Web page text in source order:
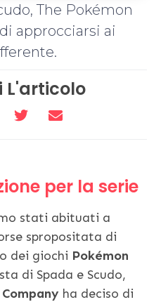
The Pokémon
approcciarsi ai
L'articolo
per la serie
stati abituati a
spropositata di
dei giochi Pokémon
di Spada e Scudo,
ha deciso di